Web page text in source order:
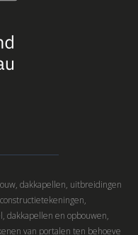
dakkapellen, uitbreidingen
dakkapellen en opbouwen,
van portalen ten behoeve